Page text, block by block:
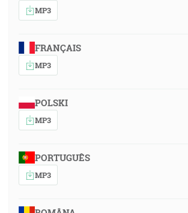
MP3
FRANÇAIS
MP3
POLSKI
MP3
PORTUGUÊS
MP3